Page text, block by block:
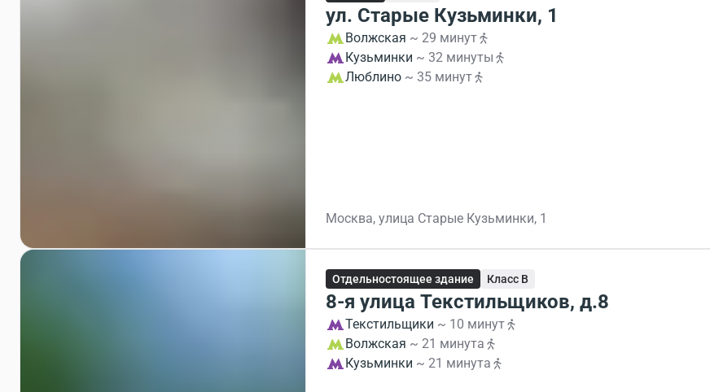
ул. Старые Кузьминки, 1
Волжская ~ 29 минут
Кузьминки ~ 32 минуты
Люблино ~ 35 минут
Москва, улица Старые Кузьминки, 1
Отдельностоящее здание Класс B
8-я улица Текстильщиков, д.8
Текстильщики ~ 10 минут
Волжская ~ 21 минута
Кузьминки ~ 21 минута